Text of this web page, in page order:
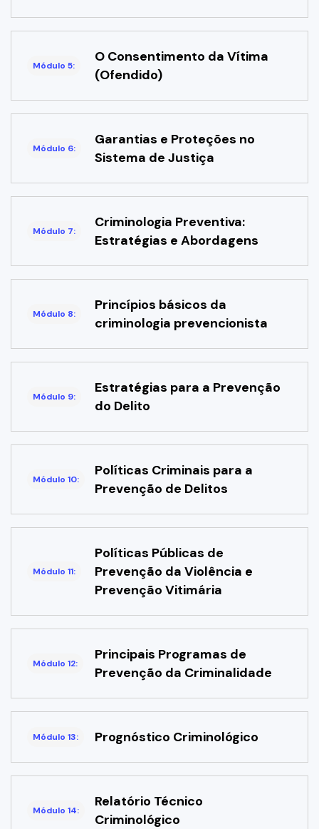
Módulo 5:
O Consentimento da Vítima
(Ofendido)
Módulo 6:
Garantias e Proteções no
Sistema de Justiça
Módulo 7:
Criminologia Preventiva:
Estratégias e Abordagens
Módulo 8:
Princípios básicos da
criminologia prevencionista
Módulo 9:
Estratégias para a Prevenção
do Delito
Módulo 10:
Políticas Criminais para a
Prevenção de Delitos
Módulo 11:
Políticas Públicas de
Prevenção da Violência e
Prevenção Vitimária
Módulo 12:
Principais Programas de
Prevenção da Criminalidade
Módulo 13: Prognóstico Criminológico
Módulo 14:
Relatório Técnico
Criminológico